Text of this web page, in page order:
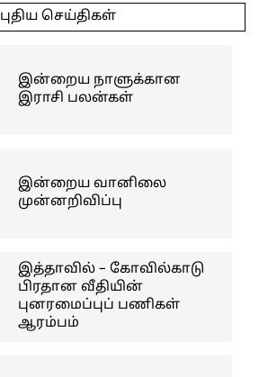
புதிய செய்திகள்
இன்றைய நாளுக்கான
இராசி பலன்கள்
இன்றைய வானிலை
முன்னறிவிப்பு
இத்தாவில் – கோவில்காடு
பிரதான வீதியின்
புனரமைப்புப் பணிகள்
ஆரம்பம்